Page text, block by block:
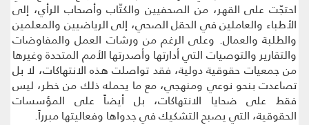
احتجّت على القهر، من الصحفيين والكتّاب وأصحاب الرأي، إلى
الأطباء والعاملين في الحقل الصحي، إلى الرياضيين والمعلمين
والطلبة والعمال. وعلى الرغم من ورشات العمل والمفاوضات
والتقارير والتوصيات التي أدارتها وأصدرتها الأمم المتحدة وغيرها
من جمعيات حقوقية دولية، فقد تواصلت هذه الانتهاكات، لا بل
تصاعدت بنحو نوعي ومنهجي، مع ما يحمله ذلك من خطر، ليس
فقط على ضحايا الانتهاكات، بل أيضاً على المؤسسات
الحقوقية، التي يصبح التشكيك في جدواها وفعاليتها مبرراً.